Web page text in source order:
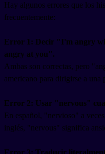
Hay algunos errores que los
frecuentemente:
Error 1: Decir "I'm angry
angry at you".
Ambas son correctas, pero
americano para dirigirse a una
Error 2: Usar "nervous"
En español, "nervioso" a
inglés, "nervous" significa
Error 3: Traducir